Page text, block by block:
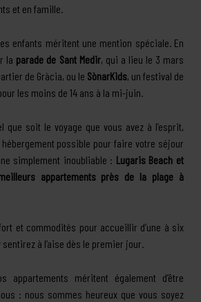
et en famille.
enfants méritent une mention spéciale. En
la parade de Sant Medir, qui a lieu le 3 mars
de Gràcia, ou le SònarKids, un festival de
les moins de 14 ans à la mi-juin.
que soit le voyage que vous avez à l’esprit,
possible pour faire votre séjour
simplement inoubliable : Lugaris Beach et
appartements près de la plage à
et commodités pour accueillir d’une à six
à l’aise dès le premier jour.
appartements méritent également d’être
: nous sommes heureux que vous soyez